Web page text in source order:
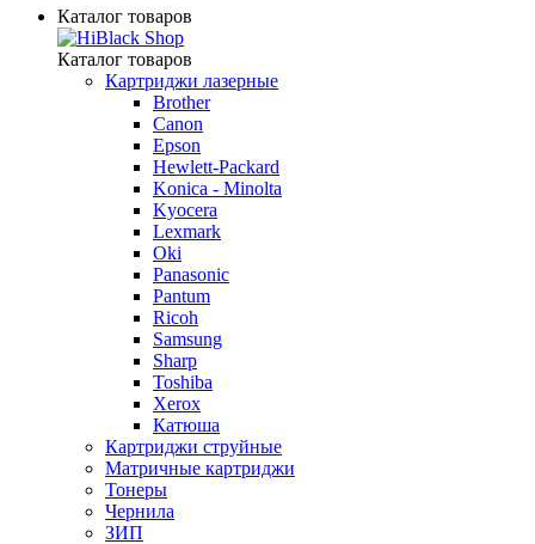
Каталог товаров
Каталог товаров
Картриджи лазерные
Brother
Canon
Epson
Hewlett-Packard
Konica - Minolta
Kyocera
Lexmark
Oki
Panasonic
Pantum
Ricoh
Samsung
Sharp
Toshiba
Xerox
Катюша
Картриджи струйные
Матричные картриджи
Тонеры
Чернила
ЗИП